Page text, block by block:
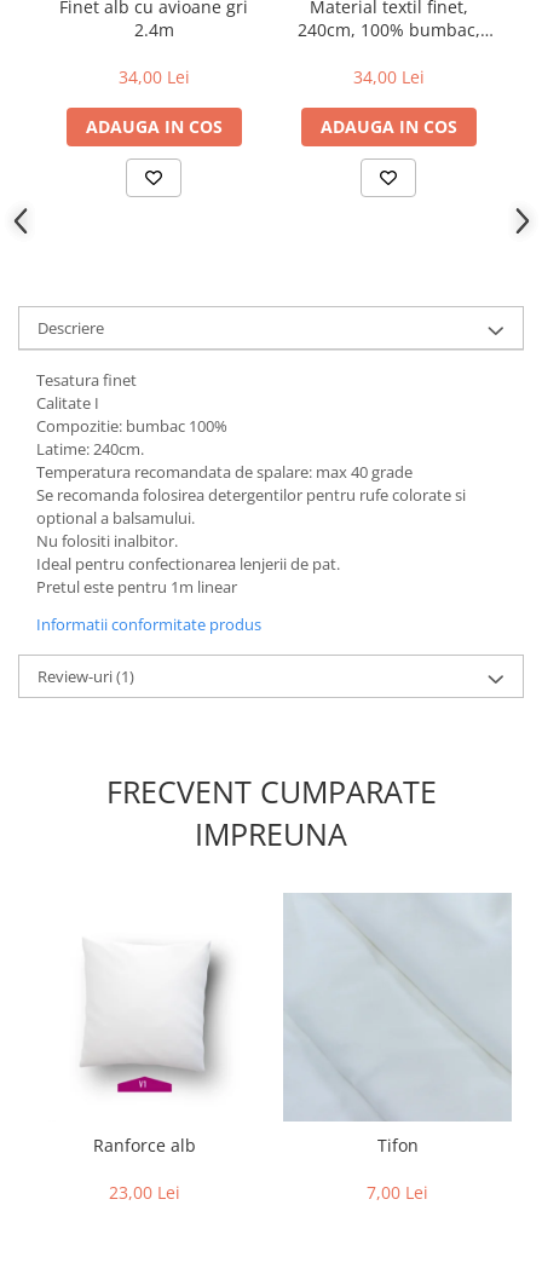
Finet alb cu avioane gri
2.4m
34,00 Lei
ADAUGA IN COS
Material textil finet,
240cm, 100% bumbac,
34,00 Lei
ADAUGA IN COS
Descriere
Tesatura finet
Calitate I
Compozitie: bumbac 100%
Latime: 240cm.
Temperatura recomandata de spalare: max 40 grade
Se recomanda folosirea detergentilor pentru rufe colorate si
optional a balsamului.
Nu folositi inalbitor.
Ideal pentru confectionarea lenjerii de pat.
Pretul este pentru 1m linear
Informatii conformitate produs
Review-uri(1)
FRECVENT CUMPARATE
IMPREUNA
Ranforce alb
23,00 Lei
Tifon
7,00 Lei